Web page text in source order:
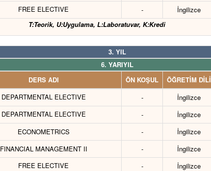
FREE ELECTIVE - İngilizce
T:Teorik, U:Uygulama, L:Laboratuvar, K:Kredi
3. YIL
6. YARIYIL
DERS ADI ÖN KOŞUL ÖĞRETİM DİLİ
DEPARTMENTAL ELECTIVE - İngilizce
DEPARTMENTAL ELECTIVE - İngilizce
ECONOMETRICS - İngilizce
FINANCIAL MANAGEMENT II - İngilizce
FREE ELECTIVE - İngilizce